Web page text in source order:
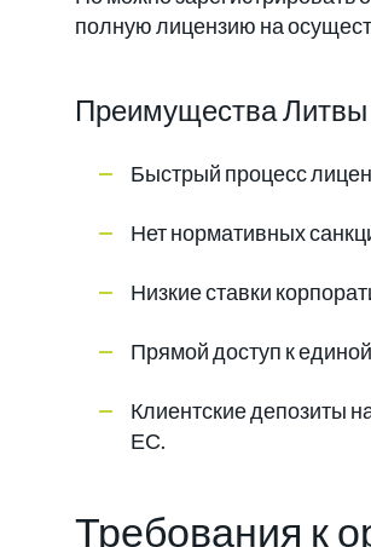
полную лицензию на
Преимущества
Быстрый процесс
Нет нормативных
Низкие ставки
Прямой доступ к
Клиентские депозиты
ЕС.
Требования к